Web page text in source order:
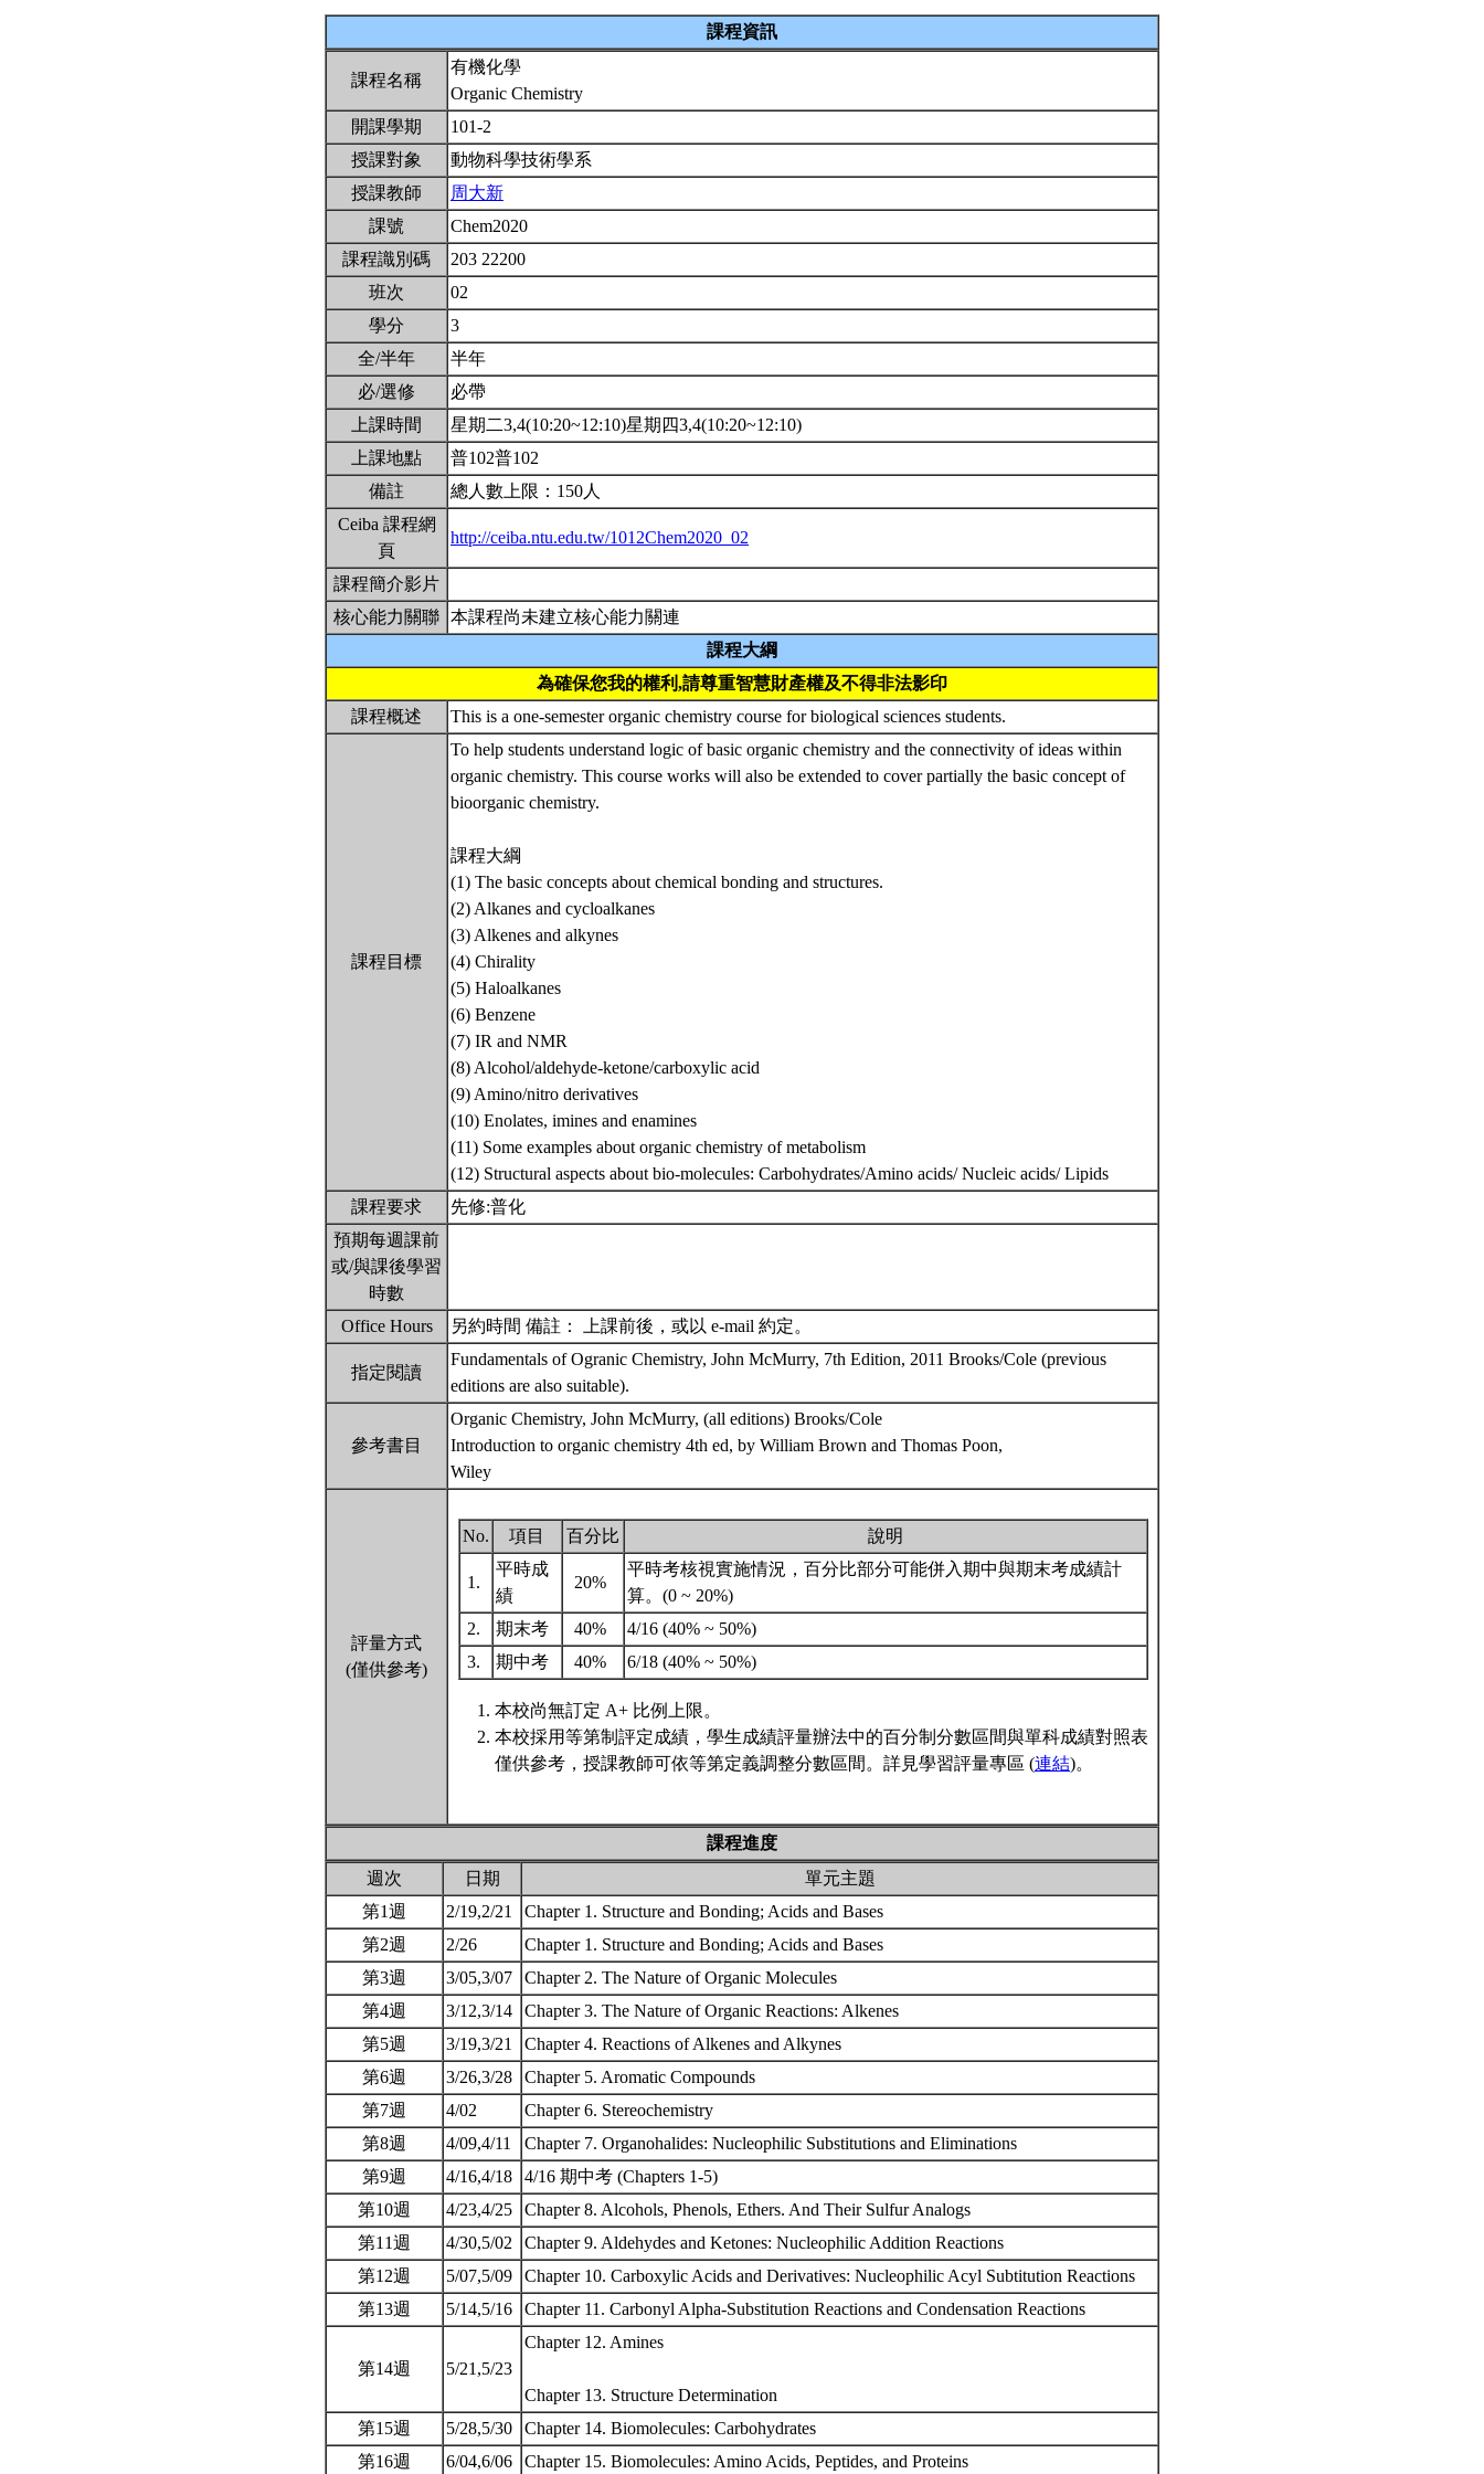
課程資訊
課程名稱
有機化學
Organic Chemistry
開課學期
101-2
授課對象
動物科學技術學系
授課教師
周大新
課號
Chem2020
課程識別碼
203 22200
班次
02
學分
3
全/半年
半年
必/選修
必帶
上課時間
星期二3,4(10:20~12:10)星期四3,4(10:20~12:10)
上課地點
普102普102
備註
總人數上限：150人
Ceiba 課程網
頁
http://ceiba.ntu.edu.tw/1012Chem2020_02
課程簡介影片
核心能力關聯 本課程尚未建立核心能力關連
課程大綱
為確保您我的權利,請尊重智慧財產權及不得非法影印
課程概述
This is a one-semester organic chemistry course for biological sciences students.
課程目標
To help students understand logic of basic organic chemistry and the connectivity of ideas within
organic chemistry. This course works will also be extended to cover partially the basic concept of
bioorganic chemistry.
課程大綱
(1) The basic concepts about chemical bonding and structures.
(2) Alkanes and cycloalkanes
(3) Alkenes and alkynes
(4) Chirality
(5) Haloalkanes
(6) Benzene
(7) IR and NMR
(8) Alcohol/aldehyde-ketone/carboxylic acid
(9) Amino/nitro derivatives
(10) Enolates, imines and enamines
(11) Some examples about organic chemistry of metabolism
(12) Structural aspects about bio-molecules: Carbohydrates/Amino acids/ Nucleic acids/ Lipids
課程要求
先修:普化
預期每週課前
或/與課後學習
時數
Office Hours
另約時間 備註： 上課前後，或以 e-mail 約定。
指定閱讀
Fundamentals of Ogranic Chemistry, John McMurry, 7th Edition, 2011 Brooks/Cole (previous
editions are also suitable).
參考書目
Organic Chemistry, John McMurry, (all editions) Brooks/Cole
Introduction to organic chemistry 4th ed, by William Brown and Thomas Poon,
Wiley
評量方式
(僅供參考)
No. 項目 百分比 說明
1.
平時成
績
20%
平時考核視實施情況，百分比部分可能併入期中與期末考成績計
算。(0 ~ 20%)
2.
期末考 40%
4/16 (40% ~ 50%)
3.
期中考 40% 6/18 (40% ~ 50%)
本校尚無訂定 A+ 比例上限。
本校採用等第制評定成績，學生成績評量辦法中的百分制分數區間與單科成績對照表
僅供參考，授課教師可依等第定義調整分數區間。詳見學習評量專區 (連結)。
課程進度
週次
日期
單元主題
第1週
2/19,2/21
Chapter 1. Structure and Bonding; Acids and Bases
第2週
2/26
Chapter 1. Structure and Bonding; Acids and Bases
第3週
3/05,3/07
Chapter 2. The Nature of Organic Molecules
第4週
3/12,3/14
Chapter 3. The Nature of Organic Reactions: Alkenes
第5週
3/19,3/21
Chapter 4. Reactions of Alkenes and Alkynes
第6週
3/26,3/28
Chapter 5. Aromatic Compounds
第7週
4/02
Chapter 6. Stereochemistry
第8週
4/09,4/11
Chapter 7. Organohalides: Nucleophilic Substitutions and Eliminations
第9週
4/16,4/18
4/16 期中考 (Chapters 1-5)
第10週
4/23,4/25
Chapter 8. Alcohols, Phenols, Ethers. And Their Sulfur Analogs
第11週
4/30,5/02
Chapter 9. Aldehydes and Ketones: Nucleophilic Addition Reactions
第12週
5/07,5/09
Chapter 10. Carboxylic Acids and Derivatives: Nucleophilic Acyl Subtitution Reactions
第13週
5/14,5/16 Chapter 11. Carbonyl Alpha-Substitution Reactions and Condensation Reactions
第14週 5/21,5/23
Chapter 12. Amines
Chapter 13. Structure Determination
第15週
5/28,5/30
Chapter 14. Biomolecules: Carbohydrates
第16週
6/04,6/06 Chapter 15. Biomolecules: Amino Acids, Peptides, and Proteins